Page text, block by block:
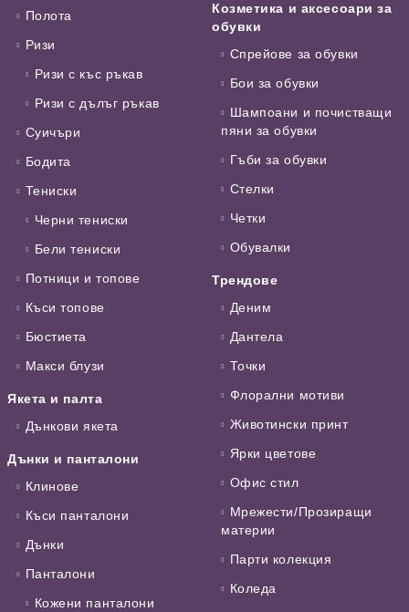
Полота
Ризи
Ризи с къс ръкав
Ризи с дълъг ръкав
Суичъри
Бодита
Тениски
Черни тениски
Бели тениски
Потници и топове
Къси топове
Бюстиета
Макси блузи
Якета и палта
Дънкови якета
Дънки и панталони
Клинове
Къси панталони
Дънки
Панталони
Кожени панталони
Козметика и аксесоари за
обувки
Спрейове за обувки
Бои за обувки
Шампоани и почистващи
пяни за обувки
Гъби за обувки
Стелки
Четки
Обувалки
Трендове
Деним
Дантела
Точки
Флорални мотиви
Животински принт
Ярки цветове
Офис стил
Мрежести/Прозиращи
материи
Парти колекция
Коледа